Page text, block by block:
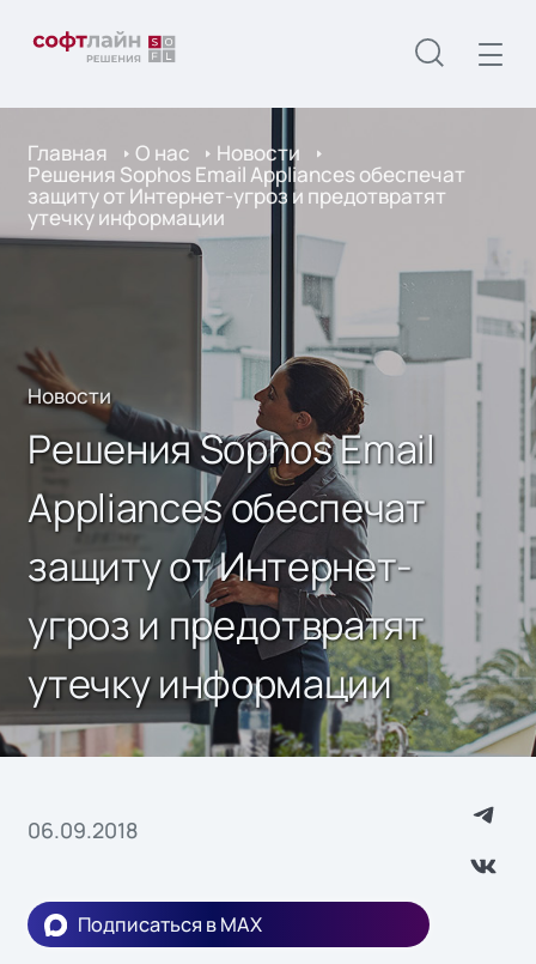
Главная О нас Новости
Решения Sophos Email Appliances обеспечат
защиту от Интернет-угроз и предотвратят
утечку информации
Новости
Решения Sophos Email
Appliances обеспечат
защиту от Интернет-
угроз и предотвратят
утечку информации
06.09.2018
Подписаться в MAX